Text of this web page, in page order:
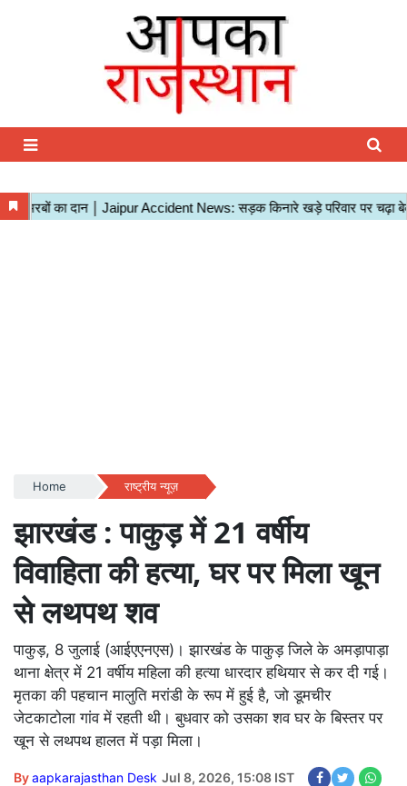
Home राष्ट्रीय न्यूज़
झारखंड : पाकुड़ में 21 वर्षीय
विवाहिता की हत्या, घर पर मिला खून
से लथपथ शव
पाकुड़, 8 जुलाई (आईएएनएस)। झारखंड के पाकुड़ जिले के अमड़ापाड़ा
थाना क्षेत्र में 21 वर्षीय महिला की हत्या धारदार हथियार से कर दी गई।
मृतका की पहचान मालुति मरांडी के रूप में हुई है, जो डूमचीर
जेटकाटोला गांव में रहती थी। बुधवार को उसका शव घर के बिस्तर पर
खून से लथपथ हालत में पड़ा मिला।
Byaapkarajasthan Desk Jul 8, 2026, 15:08 IST